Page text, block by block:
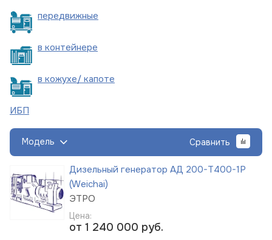
передвижные
в контейнере
в кожухе/ капоте
ИБП
Модель Сравнить
Дизельный генератор АД 200-Т400-1Р
(Weichai)
ЭТРО
Цена:
от 1 240 000 руб.